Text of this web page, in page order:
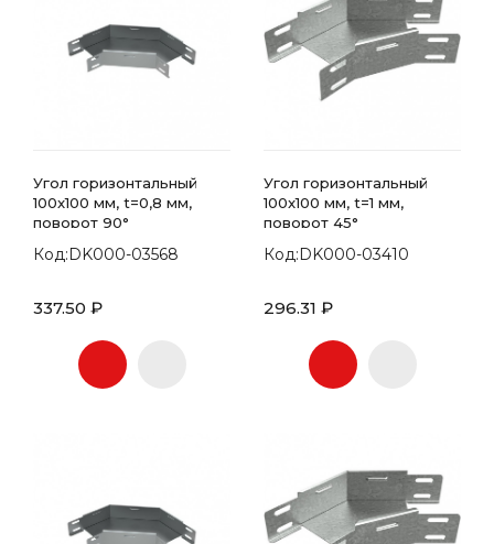
Угол горизонтальный
100x100 мм, t=0,8 мм,
поворот 90°
Код:DK000-03568
337.50 ₽
Угол горизонтальный
100x100 мм, t=1 мм,
поворот 45°
Код:DK000-03410
296.31 ₽